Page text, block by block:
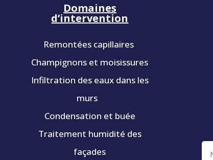
Domaines
d’intervention
Remontées capillaires
Champignons et moisissures
Infiltration des eaux dans les
murs
Condensation et buée
Traitement humidité des
façades